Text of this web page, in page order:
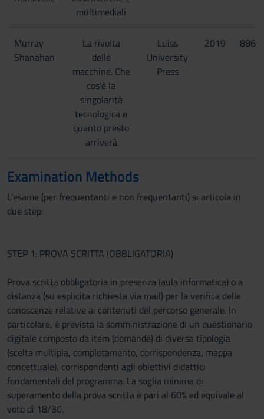
multimediali
Murray
Shanahan
La rivolta
delle
macchine. Che
cos'è la
singolarità
tecnologica e
quanto presto
arriverà
Luiss
University
Press
2019
Examination Methods
L’esame (per frequentanti e non frequentanti) si articola in
due step:
STEP 1: PROVA SCRITTA (OBBLIGATORIA)
Prova scritta obbligatoria in presenza (aula informatica) o a
distanza (su esplicita richiesta via mail) per la verifica delle
conoscenze relative ai contenuti del percorso generale. In
particolare, è prevista la somministrazione di un questionario
digitale composto da item (domande) di diversa tipologia
(scelta multipla, completamento, corrispondenza, mappa
concettuale), corrispondenti agli obiettivi didattici
fondamentali del programma. La soglia minima di
superamento della prova scritta è pari al 60% ed equivale al
voto di 18/30.